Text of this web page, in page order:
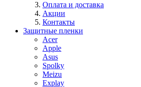
Оплата и доставка
Акции
Контакты
Защитные пленки
Acer
Apple
Asus
Spolky
Meizu
Explay